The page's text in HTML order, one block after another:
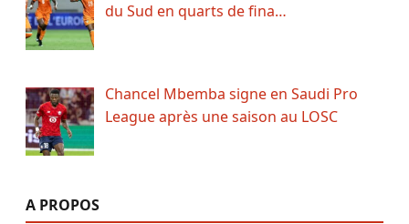
du Sud en quarts de fina…
Chancel Mbemba signe en Saudi Pro
League après une saison au LOSC
A PROPOS